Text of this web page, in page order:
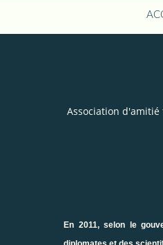
Association
En 2011, selon le